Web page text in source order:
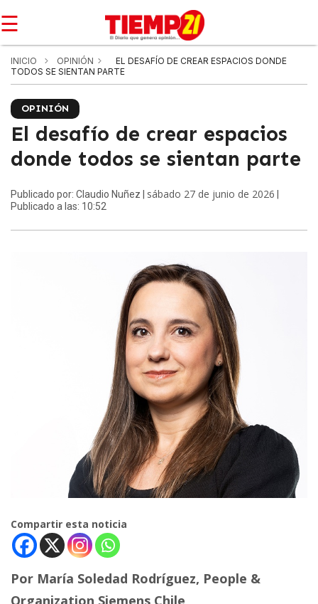
☰
INICIO OPINIÓN
EL DESAFÍO DE CREAR ESPACIOS DONDE
TODOS SE SIENTAN PARTE
OPINIÓN
El desafío de crear espacios
donde todos se sientan parte
Publicado por: Claudio Nuñez | sábado 27 de junio de 2026
Publicado a las: 10:52
Compartir esta noticia
Por María Soledad Rodríguez, People &
Organization Siemens Chile